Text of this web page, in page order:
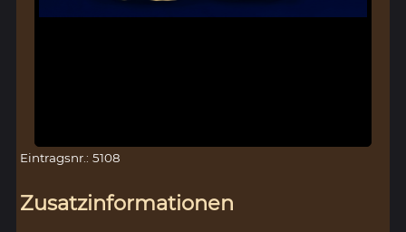
Eintragsnr.: 5108
Zusatzinformationen